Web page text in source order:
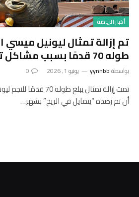
أخبار الرياضة
تم إزالة تمثال ليونيل ميسي
طوله 70 قدمًا بسبب مشاكل تتعلق بالسلامة
بواسطةyynnbb يونيو 1, 2026 0
تمت إزالة تمثال يبلغ
أن تم رصده “يتمايل في الريح” بشهر…